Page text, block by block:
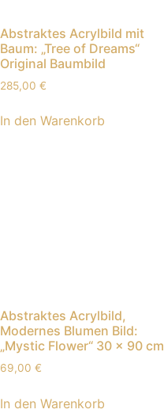
Abstraktes Acrylbild mit
Baum: „Tree of Dreams“
Original Baumbild
285,00 €
In den Warenkorb
Abstraktes Acrylbild,
Modernes Blumen Bild:
„Mystic Flower“ 30 x 90 cm
69,00 €
In den Warenkorb